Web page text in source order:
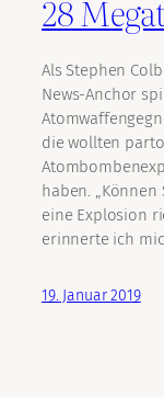
28
Als Stephen
News-Anchor
die wollten
haben.
eine Explosion
erinnerte ich
19. Januar 2019